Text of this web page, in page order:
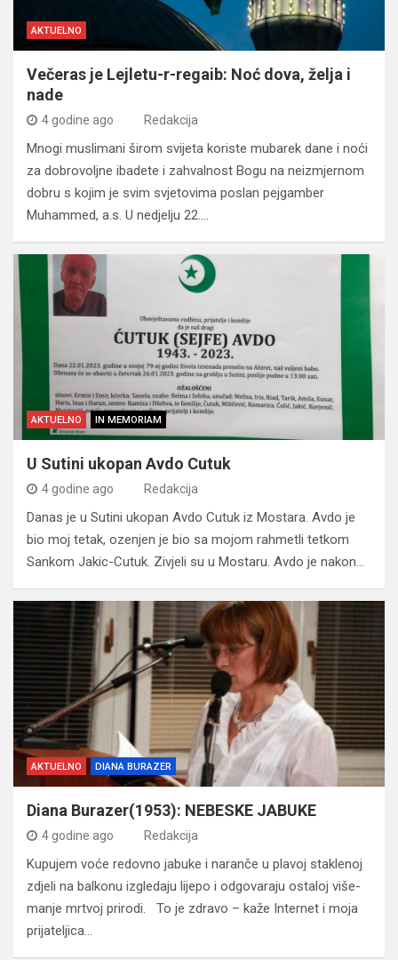
AKTUELNO
Večeras je Lejletu-r-regaib: Noć dova, želja i
nade
4 godine ago Redakcija
Mnogi muslimani širom svijeta koriste mubarek dane i noći
za dobrovoljne ibadete i zahvalnost Bogu na neizmjernom
dobru s kojim je svim svjetovima poslan pejgamber
Muhammed, a.s. U nedjelju 22.…
AKTUELNO IN MEMORIAM
U Sutini ukopan Avdo Cutuk
4 godine ago Redakcija
Danas je u Sutini ukopan Avdo Cutuk iz Mostara. Avdo je
bio moj tetak, ozenjen je bio sa mojom rahmetli tetkom
Sankom Jakic-Cutuk. Zivjeli su u Mostaru. Avdo je nakon…
AKTUELNO DIANA BURAZER
Diana Burazer(1953): NEBESKE JABUKE
4 godine ago Redakcija
Kupujem voće redovno jabuke i naranče u plavoj staklenoj
zdjeli na balkonu izgledaju lijepo i odgovaraju ostaloj više-
manje mrtvoj prirodi. To je zdravo – kaže Internet i moja
prijateljica…